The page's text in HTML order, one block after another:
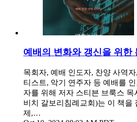
예배의 변화와 갱신을 위한
목회자, 예배 인도자, 찬양 사역
티스트, 악기 연주자 등 예배를
자를 위해 저자 스티븐 브룩스 목
비치 갈보리침례교회)는 이 책을
제,…